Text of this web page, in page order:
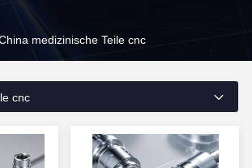
medizinische Teile cnc
cnc